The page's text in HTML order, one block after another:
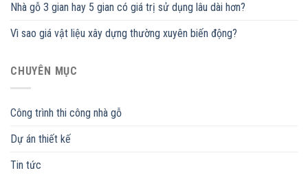
Nhà gỗ 3 gian hay 5 gian có giá trị sử dụng lâu dài hơn?
Vì sao giá vật liệu xây dựng thường xuyên biến động?
CHUYÊN MỤC
Công trình thi công nhà gỗ
Dự án thiết kế
Tin tức